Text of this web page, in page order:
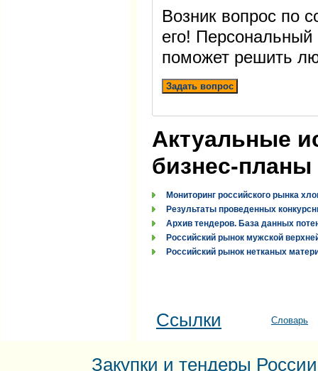
Возник вопрос по
его!
поможет решить
Задать вопрос
Актуальные
бизнес-планы
Мониторинг российского рынка
Результаты проведенных
Архив тендеров. База данных
Российский рынок мужской
Российский рынок нетканых
Ссылки Словарь
Закупки и тендеры